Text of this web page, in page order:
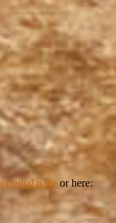
original page or here: